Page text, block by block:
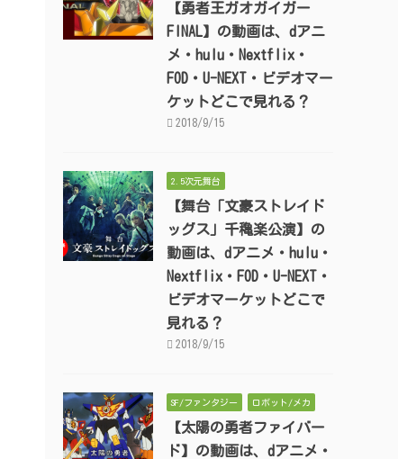
【勇者王ガオガイガー
FINAL】の動画は、dアニ
メ・hulu・Nextflix・
FOD・U-NEXT・ビデオマー
ケットどこで見れる？
2018/9/15
2.5次元舞台
【舞台「文豪ストレイド
ッグス」千穐楽公演】の
動画は、dアニメ・hulu・
Nextflix・FOD・U-NEXT・
ビデオマーケットどこで
見れる？
2018/9/15
SF/ファンタジー ロボット/メカ
【太陽の勇者ファイバー
ド】の動画は、dアニメ・